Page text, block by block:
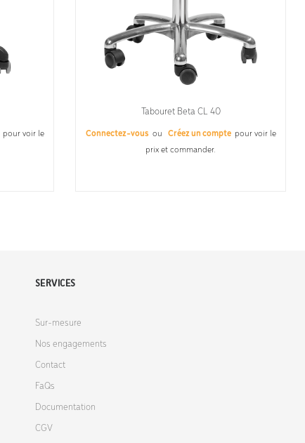
pour voir le
Tabouret Beta CL 40
Connectez-vous ou Créez un compte pour voir le
prix et commander.
SERVICES
Sur-mesure
Nos engagements
Contact
FaQs
Documentation
CGV